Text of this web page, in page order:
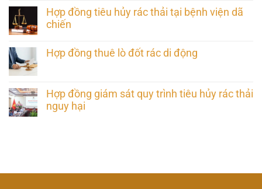
Hợp đồng tiêu hủy rác thải tại bệnh viện dã
chiến
Hợp đồng thuê lò đốt rác di động
Hợp đồng giám sát quy trình tiêu hủy rác thải
nguy hại